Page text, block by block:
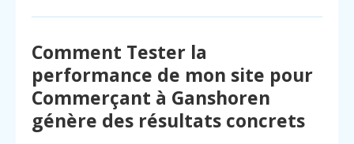
Comment Tester la
performance de mon site pour
Commerçant à Ganshoren
génère des résultats concrets